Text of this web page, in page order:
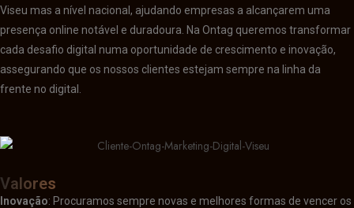
Viseu mas a nível nacional, ajudando empresas a alcançarem uma
presença online notável e duradoura. Na Ontag queremos transformar
cada desafio digital numa oportunidade de crescimento e inovação,
assegurando que os nossos clientes estejam sempre na linha da
frente no digital.
Valores
Inovação: Procuramos sempre novas e melhores formas de vencer os